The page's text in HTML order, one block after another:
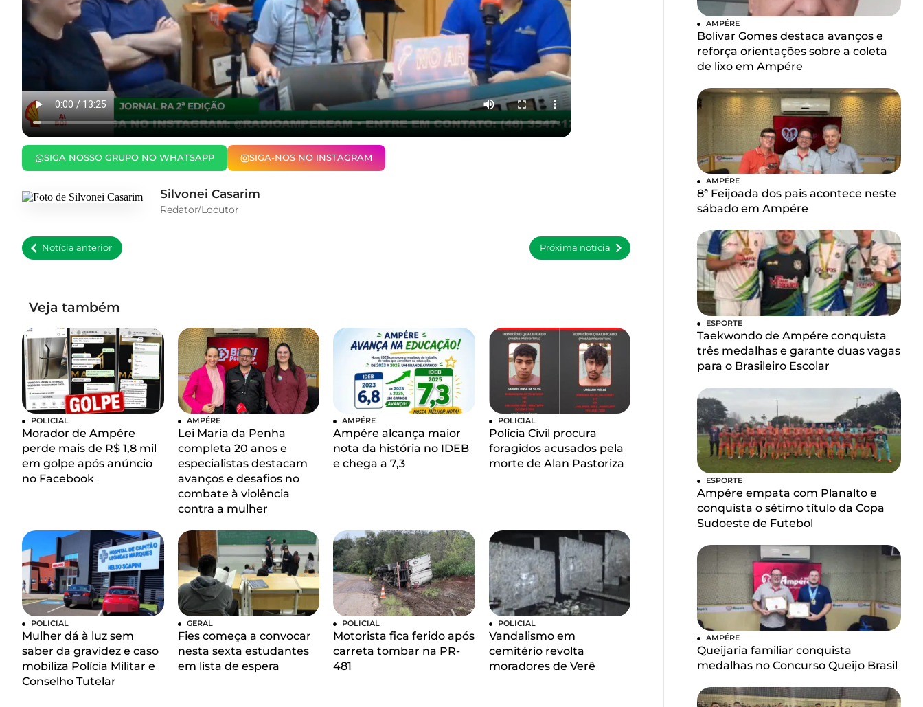
SIGA NOSSO GRUPO NO WHATSAPP SIGA-NOS NO INSTAGRAM
Silvonei Casarim
Redator/Locutor
Notícia anterior Próxima notícia
Veja também
POLICIAL
Morador de Ampére
perde mais de R$ 1,8 mil
em golpe após anúncio
no Facebook
AMPÉRE
Lei Maria da Penha
completa 20 anos e
especialistas destacam
avanços e desafios no
combate à violência
contra a mulher
AMPÉRE
Ampére alcança maior
nota da história no IDEB
e chega a 7,3
POLICIAL
Polícia Civil procura
foragidos acusados pela
morte de Alan Pastoriza
POLICIAL
Mulher dá à luz sem
saber da gravidez e caso
mobiliza Polícia Militar e
Conselho Tutelar
GERAL
Fies começa a convocar
nesta sexta estudantes
em lista de espera
POLICIAL
Motorista fica ferido após
carreta tombar na PR-
481
POLICIAL
Vandalismo em
cemitério revolta
moradores de Verê
AMPÉRE
Bolivar Gomes destaca avanços e
reforça orientações sobre a coleta
de lixo em Ampére
AMPÉRE
8ª Feijoada dos pais acontece neste
sábado em Ampére
ESPORTE
Taekwondo de Ampére conquista
três medalhas e garante duas vagas
para o Brasileiro Escolar
ESPORTE
Ampére empata com Planalto e
conquista o sétimo título da Copa
Sudoeste de Futebol
AMPÉRE
Queijaria familiar conquista
medalhas no Concurso Queijo Brasil